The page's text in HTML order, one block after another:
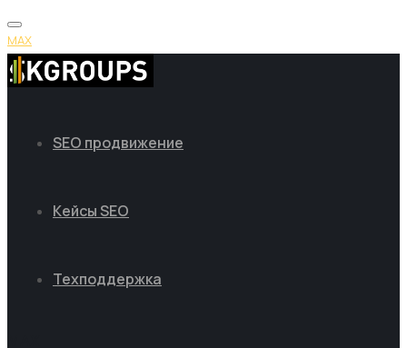
MAX
SEO продвижение
Кейсы SEO
Техподдержка